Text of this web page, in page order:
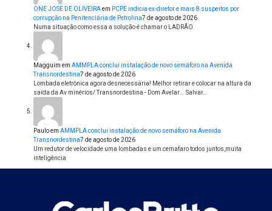
ONE JOSE DE OLIVEIRAem PCPE indicia ex-diretor e mais 8 suspeitos por
corrupção na Penitenciária de Petrolina7 de agosto de 2026
Numa situação como essa a solução é chamar o LADRÃO
Magguim em AMMPLA conclui instalação de novo semáforo na Avenida
Transnordestina7 de agosto de 2026
Lombada eletrônica agora desnecessária! Melhor retirar e colocar na altura da
saída da Av minérios/ Transnordestina - Dom Avelar... Salvar…
Pauloem AMMPLA conclui instalação de novo semáforo na Avenida
Transnordestina7 de agosto de 2026
Um redutor de velocidade uma lombadas e um cemafaro todos juntos,muita
inteligência